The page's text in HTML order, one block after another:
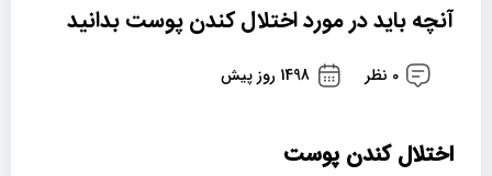
آنچه باید در مورد اختلال کندن پوست بدانید
0 نظر 1498 روز پیش
اختلال کندن پوست